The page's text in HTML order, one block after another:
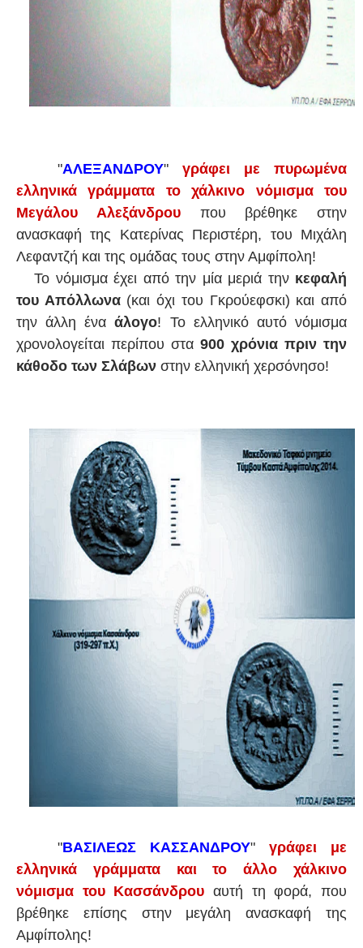
"ΑΛΕΞΑΝΔΡΟΥ" γράφει με πυρωμένα
ελληνικά γράμματα το χάλκινο νόμισμα του
Μεγάλου Αλεξάνδρου που βρέθηκε στην
ανασκαφή της Κατερίνας Περιστέρη, του Μιχάλη
Λεφαντζή και της ομάδας τους στην Αμφίπολη!
Το νόμισμα έχει από την μία μεριά την κεφαλή
του Απόλλωνα(και όχι του Γκρούεφσκι) και από
την άλλη έναάλογο! Το ελληνικό αυτό νόμισμα
χρονολογείται περίπου στα 900 χρόνια πριν την
κάθοδο των Σλάβων στην ελληνική χερσόνησο!
"ΒΑΣΙΛΕΩΣ ΚΑΣΣΑΝΔΡΟΥ" γράφει με
ελληνικά γράμματα και το άλλο χάλκινο
νόμισμα του Κασσάνδρου αυτή τη φορά, που
βρέθηκε επίσης στην μεγάλη ανασκαφή της
Αμφίπολης!